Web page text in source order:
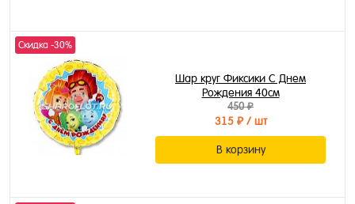
Скидка -30%
Шар круг Фиксики С Днем
Рождения 40см
450 ₽
315 ₽/ шт
В корзину